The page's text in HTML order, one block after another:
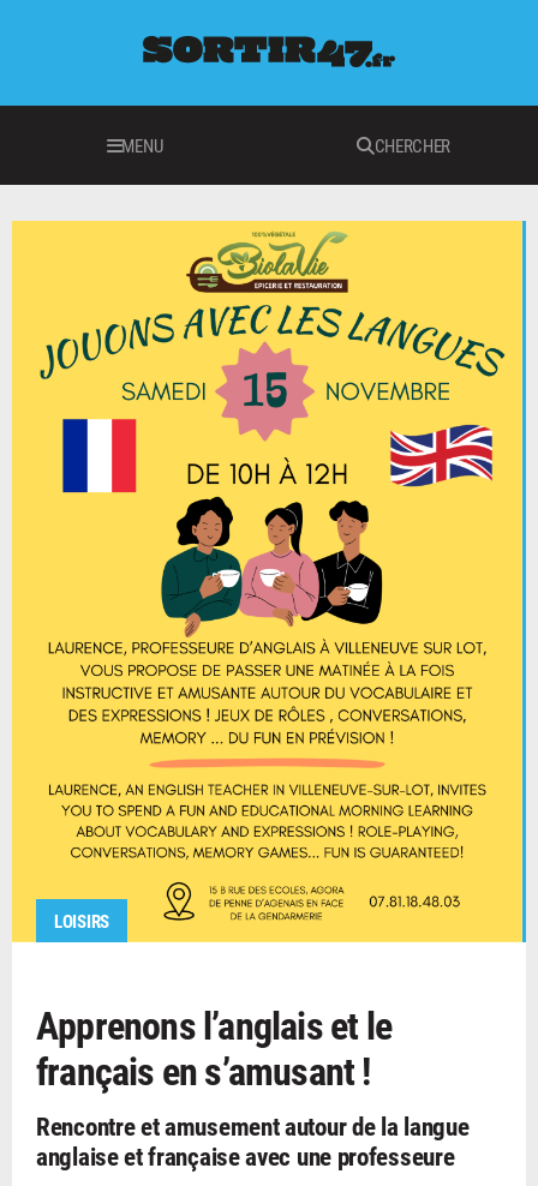
MENU CHERCHER
LOISIRS
Apprenons l’anglais et le
français en s’amusant !
Rencontre et amusement autour de la langue
anglaise et française avec une professeure